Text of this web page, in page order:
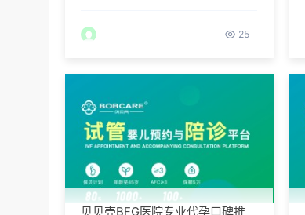
25
贝贝壳BFG医院专业代孕口碑推